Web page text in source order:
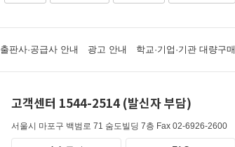
출판사·공급사 안내 광고 안내 학교·기업·기관 대량구매
고객센터 1544-2514 (발신자 부담)
서울시 마포구 백범로 71 숨도빌딩 7층 Fax 02-6926-2600